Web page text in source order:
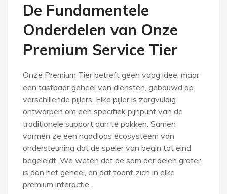
De Fundamentele
Onderdelen van Onze
Premium Service Tier
Onze Premium Tier betreft geen vaag idee, maar
een tastbaar geheel van diensten, gebouwd op
verschillende pijlers. Elke pijler is zorgvuldig
ontworpen om een specifiek pijnpunt van de
traditionele support aan te pakken. Samen
vormen ze een naadloos ecosysteem van
ondersteuning dat de speler van begin tot eind
begeleidt. We weten dat de som der delen groter
is dan het geheel, en dat toont zich in elke
premium interactie.